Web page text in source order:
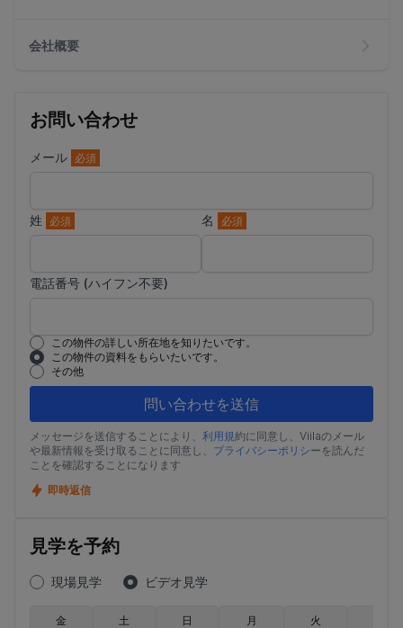
会社概要
お問い合わせ
メール 必須
姓 必須 名 必須
電話番号 (ハイフン不要)
この物件の詳しい所在地を知りたいです。
この物件の資料をもらいたいです。
その他
問い合わせを送信
メッセージを送信することにより、 利用規約に同意し、Viilaのメール
や最新情報を受け取ることに同意し、 プライバシーポリシーを読んだ
ことを確認することになります
即時返信
見学を予約
現場見学 ビデオ見学
金 土 日 月 火